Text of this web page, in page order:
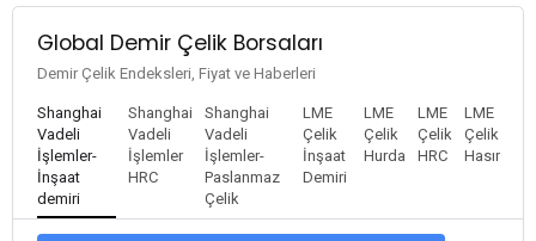
Global Demir Çelik Borsaları
Demir Çelik Endeksleri, Fiyat ve Haberleri
Shanghai
Vadeli
İşlemler-
İnşaat
demiri
Shanghai
Vadeli
İşlemler
HRC
Shanghai
Vadeli
İşlemler-
Paslanmaz
Çelik
LME
Çelik
İnşaat
Demiri
LME
Çelik
Hurda
LME
Çelik
HRC
LME
Çelik
Hasır